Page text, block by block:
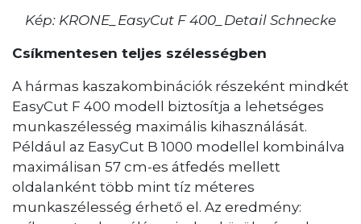
Kép: KRONE_EasyCut F 400_Detail Schnecke
Csíkmentesen teljes szélességben
A hármas kaszakombinációk részeként mindkét
EasyCut F 400 modell biztosítja a lehetséges
munkaszélesség maximális kihasználását.
Például az EasyCut B 1000 modellel kombinálva
maximálisan 57 cm-es átfedés mellett
oldalanként több mint tíz méteres
munkaszélesség érhető el. Az eredmény: